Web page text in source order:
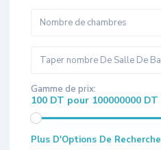
Gamme de prix:
100 DT pour 100000000 DT
Plus D'Options De Recherche